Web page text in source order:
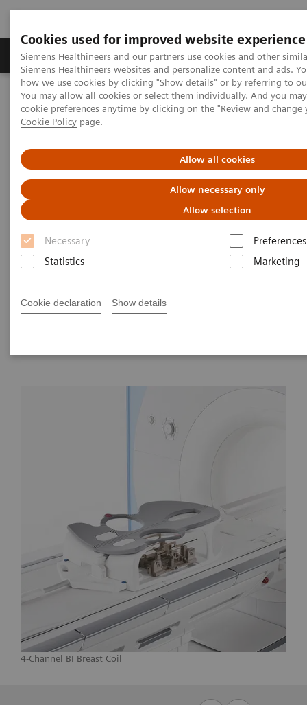
Cookies used for improved website experience
Siemens Healthineers and our partners use cookies and other
Siemens Healthineers websites and personalize content and ads.
how we use cookies by clicking "Show details" or by referring to
You may allow all cookies or select them individually. And you
cookie preferences anytime by clicking on the "Review and
Cookie Policy page.
Allow all cookies
Allow necessary only
Allow selection
Necessary
Preferences
Statistics
Marketing
Cookie declaration Show details
Soluzioni e servizi Insights La nostra
Home Medical Imaging
Magnetic Resonance Imaging
Options and Upgrades
4-Channel BI Breast Coil
4-Channel BI Breast Coil
Overview Caratteristiche e vantaggi
4-Channel BI Breast Coil